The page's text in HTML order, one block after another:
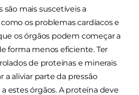
são mais suscetíveis a
os problemas cardíacos e
os órgãos podem começar a
forma menos eficiente. Ter
de proteínas e minerais
a aliviar parte da pressão
estes órgãos. A proteína deve